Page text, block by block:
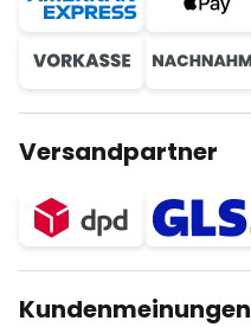
Versandpartner
Kundenmeinungen